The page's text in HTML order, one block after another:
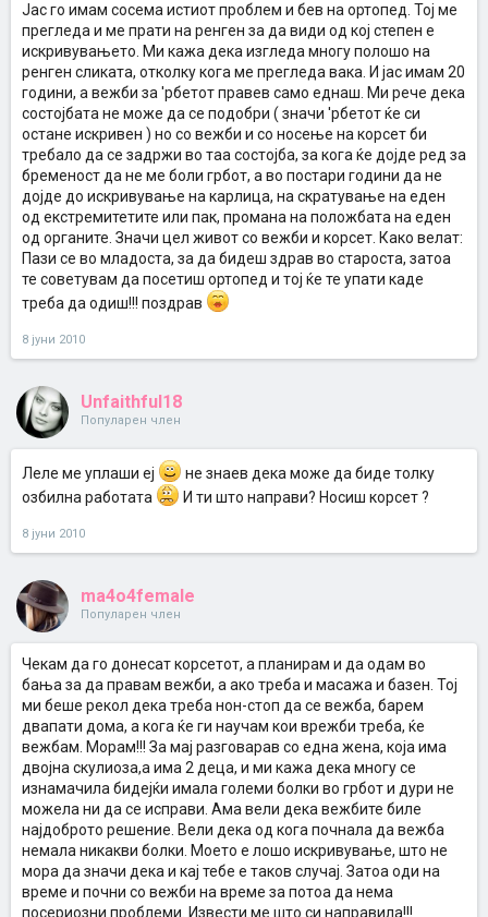
Јас го имам сосема истиот проблем и бев на ортопед. Тој ме
прегледа и ме прати на ренген за да види од кој степен е
искривувањето. Ми кажа дека изгледа многу полошо на
ренген сликата, отколку кога ме прегледа вака. И јас имам 20
години, а вежби за 'рбетот правев само еднаш. Ми рече дека
состојбата не може да се подобри ( значи 'рбетот ќе си
остане искривен ) но со вежби и со носење на корсет би
требало да се задржи во таа состојба, за кога ќе дојде ред за
бременост да не ме боли грбот, а во постари години да не
дојде до искривување на карлица, на скратување на еден
од екстремитетите или пак, промана на положбата на еден
од органите. Значи цел живот со вежби и корсет. Како велат:
Пази се во младоста, за да бидеш здрав во староста, затоа
те советувам да посетиш ортопед и тој ќе те упати каде
треба да одиш!!! поздрав
8 јуни 2010
Unfaithful18
Популарен член
Леле ме уплаши еј
не знаев дека може да биде толку
озбилна работата
И ти што направи? Носиш корсет ?
8 јуни 2010
ma4o4female
Популарен член
Чекам да го донесат корсетот, а планирам и да одам во
бања за да правам вежби, а ако треба и масажа и базен. Тој
ми беше рекол дека треба нон-стоп да се вежба, барем
двапати дома, а кога ќе ги научам кои врежби треба, ќе
вежбам. Морам!!! За мај разговарав со една жена, која има
двојна скулиоза,а има 2 деца, и ми кажа дека многу се
изнамачила бидејќи имала големи болки во грбот и дури не
можела ни да се исправи. Ама вели дека вежбите биле
најдоброто решение. Вели дека од кога почнала да вежба
немала никакви болки. Моето е лошо искривување, што не
мора да значи дека и кај тебе е таков случај. Затоа оди на
време и почни со вежби на време за потоа да нема
посериозни проблеми. Извести ме што си направила!!!